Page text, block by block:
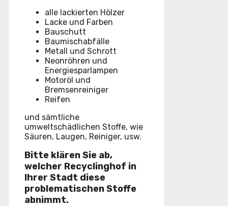
alle lackierten Hölzer
Lacke und Farben
Bauschutt
Baumischabfälle
Metall und Schrott
Neonröhren und
Energiesparlampen
Motoröl und
Bremsenreiniger
Reifen
und sämtliche
umweltschädlichen Stoffe, wie
Säuren, Laugen, Reiniger, usw.
Bitte klären Sie ab,
welcher Recyclinghof in
Ihrer Stadt diese
problematischen Stoffe
abnimmt.